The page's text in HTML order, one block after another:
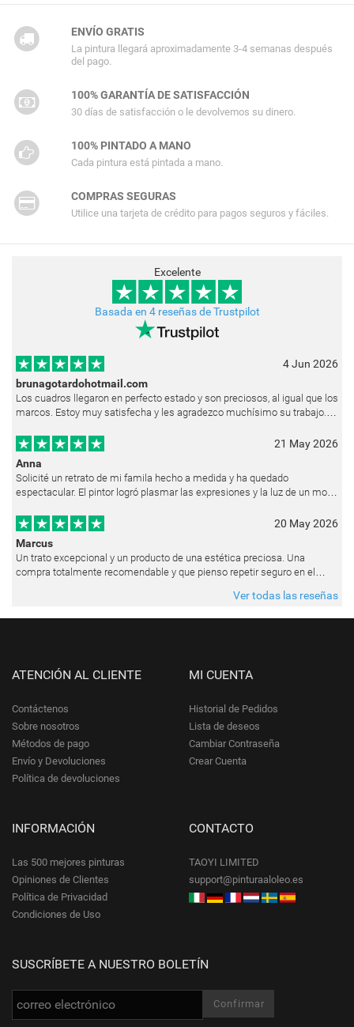
ENVÍO GRATIS
La pintura llegará aproximadamente 3-4 semanas después
del pago.
100% GARANTÍA DE SATISFACCIÓN
30 días de satisfacción o le devolvemos su dinero.
100% PINTADO A MANO
Cada pintura está pintada a mano.
COMPRAS SEGURAS
Utilice una tarjeta de crédito para pagos seguros y fáciles.
Excelente
Basada en 4 reseñas de Trustpilot
4 Jun 2026
brunagotardohotmail.com
Los cuadros llegaron en perfecto estado y son preciosos, al igual que los
marcos. Estoy muy satisfecha y les agradezco muchísimo su trabajo.
21 May 2026
Anna
Solicité un retrato de mi famila hecho a medida y ha quedado
espectacular. El pintor logró plasmar las expresiones y la luz de un modo
20 May 2026
Marcus
Un trato excepcional y un producto de una estética preciosa. Una
compra totalmente recomendable y que pienso repetir seguro en el
Ver todas las reseñas
ATENCIÓN AL CLIENTE
Contáctenos
Sobre nosotros
Métodos de pago
Envío y Devoluciones
Política de devoluciones
MI CUENTA
Historial de Pedidos
Lista de deseos
Cambiar Contraseña
Crear Cuenta
INFORMACIÓN
Las 500 mejores pinturas
Opiniones de Clientes
Política de Privacidad
Condiciones de Uso
CONTACTO
TAOYI LIMITED
support@pinturaaloleo.es
SUSCRÍBETE A NUESTRO BOLETÍN